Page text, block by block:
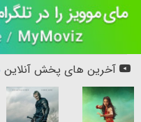
آخرین های پخش آنلاین